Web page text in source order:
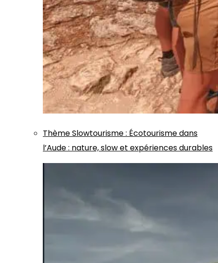
ThèmeSlowtourisme: Écotourisme dans
l’Aude : nature, slow et expériences durables